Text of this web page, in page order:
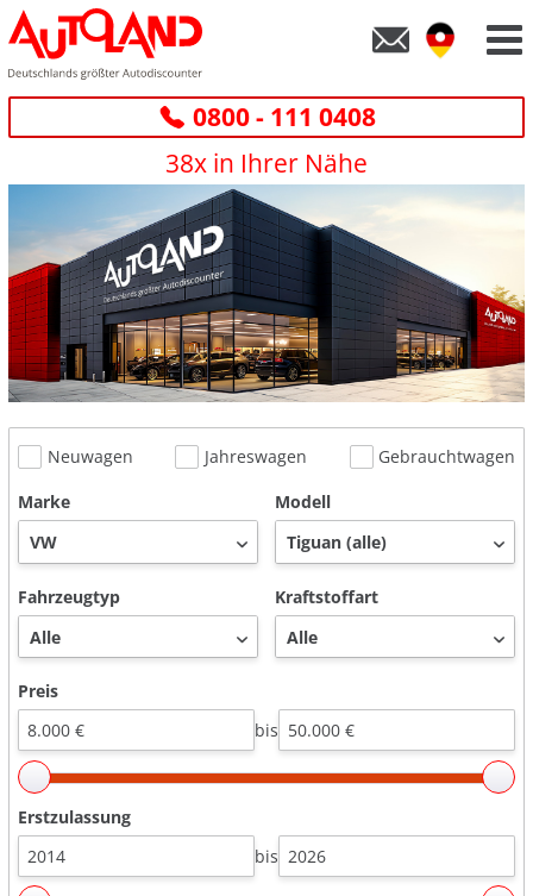
0800 - 111 0408
38x in Ihrer Nähe
Neuwagen Jahreswagen
Gebrauchtwagen
Marke
Modell
Fahrzeugtyp Kraftstoffart
Preis
bis
Erstzulassung
bis